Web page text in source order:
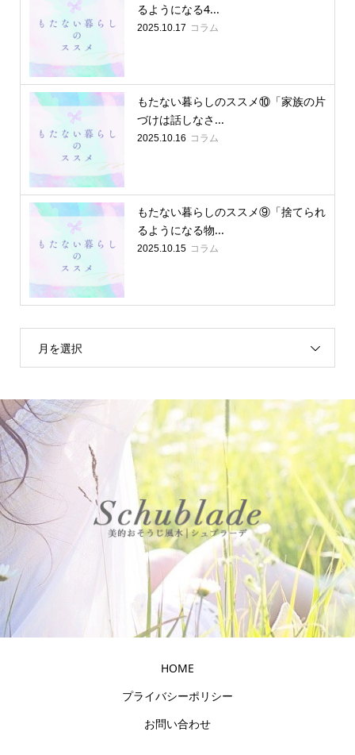
るようになる4...
2025.10.17 コラム
もたない暮らしのススメ⑩「家族の片
づけは話しなさ...
2025.10.16 コラム
もたない暮らしのススメ⑨「捨てられ
るようになる物...
2025.10.15 コラム
月を選択
HOME
プライバシーポリシー
お問い合わせ